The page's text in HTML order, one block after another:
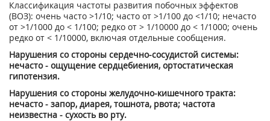
Классификация частоты развития побочных эффектов
(ВОЗ): очень часто >1/10; часто от >1/100 до <1/10; нечасто
от >1/1000 до < 1/100; редко от > 1/10000 до < 1/1000; очень
редко от < 1/10000, включая отдельные сообщения.
Нарушения со стороны сердечно-­сосудистой системы:
нечасто - ощущение сердцебиения, ортостатическая
гипотензия.
Нарушения со стороны желудочно-кишечного тракта:
нечасто - запор, диарея, тошнота, рвота; частота
неизвестна - сухость во рту.